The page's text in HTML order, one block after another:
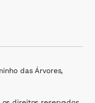
das Árvores,